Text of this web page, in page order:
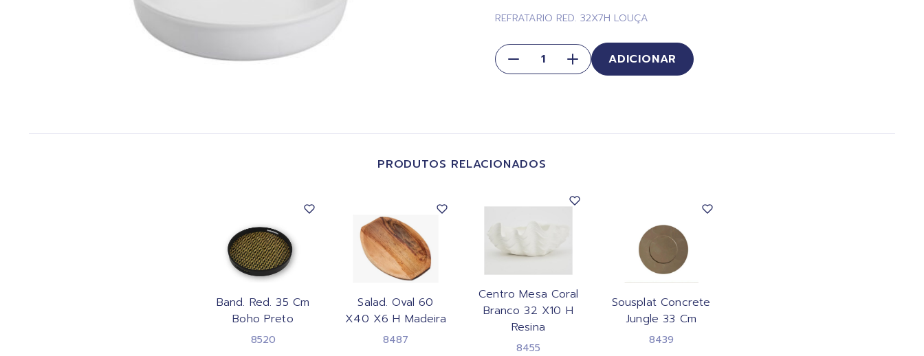
REFRATARIO RED. 32X7H LOUÇA
ADICIONAR
PRODUTOS RELACIONADOS
Band. Red. 35 Cm
Boho Preto
8520
Salad. Oval 60
X40 X6 H Madeira
8487
Centro Mesa Coral
Branco 32 X10 H
Resina
8455
Sousplat Concrete
Jungle 33 Cm
8439